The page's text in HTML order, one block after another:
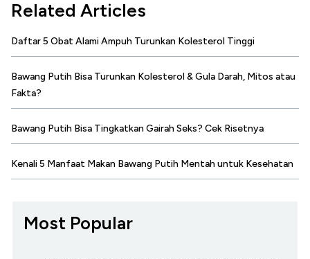
Related Articles
Daftar 5 Obat Alami Ampuh Turunkan Kolesterol Tinggi
Bawang Putih Bisa Turunkan Kolesterol & Gula Darah, Mitos atau
Fakta?
Bawang Putih Bisa Tingkatkan Gairah Seks? Cek Risetnya
Kenali 5 Manfaat Makan Bawang Putih Mentah untuk Kesehatan
Most Popular